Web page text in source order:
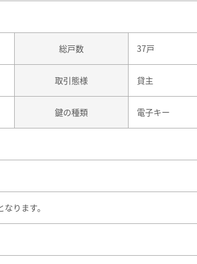
総戸数 37戸
取引態様 貸主
鍵の種類 電子キー
ります。